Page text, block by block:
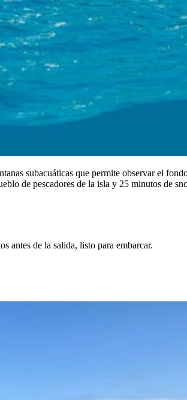
subacuáticas que permite observar el
de pescadores de la isla y 25 minutos de
antes de la salida, listo para embarcar.